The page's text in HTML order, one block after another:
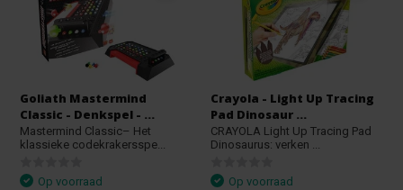
Goliath Mastermind
Classic - Denkspel - ...
Mastermind Classic– Het
klassieke codekrakersspe...
Op voorraad
Crayola - Light Up Tracing
Pad Dinosaur ...
CRAYOLA Light Up Tracing Pad
Dinosaurus: verken ...
Op voorraad